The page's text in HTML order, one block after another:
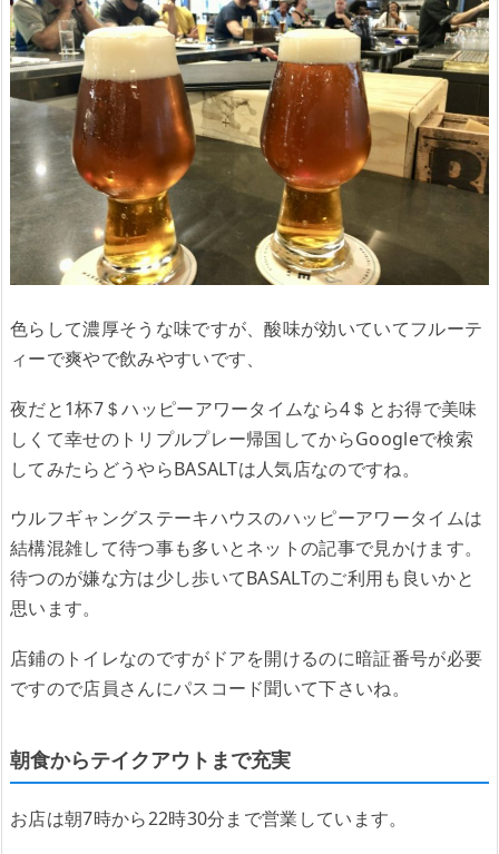
色らして濃厚そうな味ですが、酸味が効いていてフルーテ
ィーで爽やで飲みやすいです、
夜だと1杯7＄ハッピーアワータイムなら4＄とお得で美味
しくて幸せのトリプルプレー帰国してからGoogleで検索
してみたらどうやらBASALTは人気店なのですね。
ウルフギャングステーキハウスのハッピーアワータイムは
結構混雑して待つ事も多いとネットの記事で見かけます。
待つのが嫌な方は少し歩いてBASALTのご利用も良いかと
思います。
店鋪のトイレなのですがドアを開けるのに暗証番号が必要
ですので店員さんにパスコード聞いて下さいね。
朝食からテイクアウトまで充実
お店は朝7時から22時30分まで営業しています。